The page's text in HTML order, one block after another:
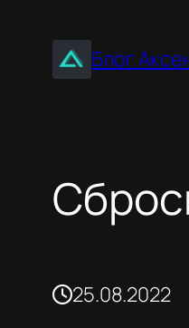
содержимому
Блог
25.08.2022